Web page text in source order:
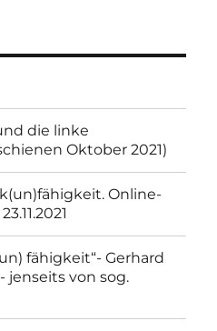
die linke
Oktober 2021)
Online-
fähigkeit“- Gerhard
jenseits von sog.